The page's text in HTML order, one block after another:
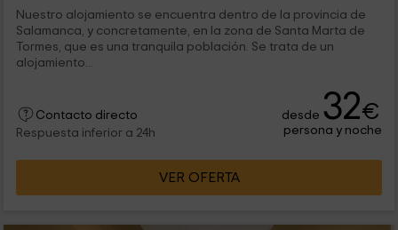
Nuestro alojamiento se encuentra dentro de la provincia de
Salamanca, y concretamente, en la zona de Santa Marta de
Tormes, que es una tranquila población. Se trata de un
alojamiento...
Contacto directo
Respuesta inferior a 24h
desde 32€
persona y noche
VER OFERTA